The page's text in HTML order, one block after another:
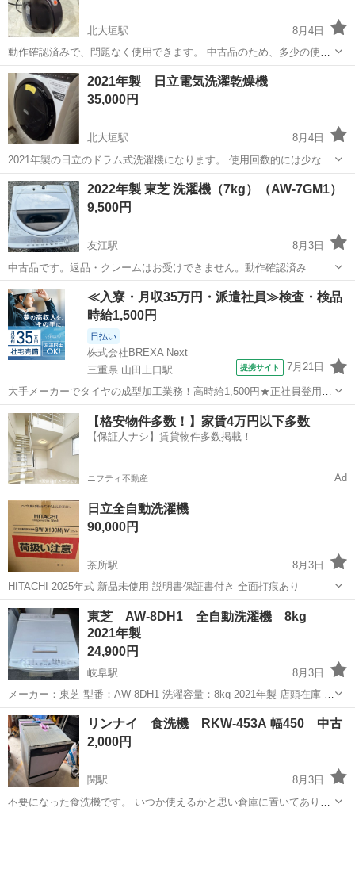
北大垣駅
8月4日
動作確認済みで、問題なく使用できます。 中古品のため、多少の使用
感はご了承ください。
岐阜 大垣市 北大垣駅 生活家電
2021年製 日立電気洗濯乾燥機
35,000円
北大垣駅
8月4日
2021年製の日立のドラム式洗濯機になります。 使用回数的には少ない
方だと思います。 9月中旬まで、できるだけ早くとりにきてくれる方
を優先させていただきます。 よろしくおねがいします。
岐阜 大垣市 北大垣駅 生活家電
2022年製 東芝 洗濯機（7kg）（AW-7GM1）
9,500円
友江駅
8月3日
中古品です。返品・クレームはお受けできません。動作確認済み
岐阜 大垣市 友江駅 生活家電 東芝
≪入寮・月収35万円・派遣社員≫検査・検品
時給1,500円
日払い
株式会社BREXA Next
三重県 山田上口駅
提携サイト 7月21日
大手メーカーでタイヤの成型加工業務！高時給1,500円★正社員登用制
度あり！ワンルーム寮完備！マイカー通勤OK！無料駐車場あり！《三
重県伊勢市》 人気の工場のお仕事 ◇タイヤの製造◇ トラック・バ
ス・RV車用を中心とした...
三重 伊勢市 山田上口駅 その他
【格安物件多数！】家賃4万円以下多数
【保証人ナシ】賃貸物件多数掲載！
ニフティ不動産 Ad
日立全自動洗濯機
90,000円
茶所駅
8月3日
HITACHI 2025年式 新品未使用 説明書保証書付き 全面打痕あり
岐阜 羽島郡 茶所駅
東芝 AW-8DH1 全自動洗濯機 8kg
2021年製
24,900円
岐阜駅
8月3日
メーカー：東芝 型番：AW-8DH1 洗濯容量：8kg 2021年製 店頭在庫 簡
単な清掃はしましたが中古品ですので、多少の使用感・汚れ・等の傷
みがあります。 店頭販売になりますので売切れの可能性が有りま...
岐阜 岐阜市 岐阜駅 生活家電 東芝
リンナイ 食洗機 RKW-453A 幅450 中古
2,000円
関駅
8月3日
不要になった食洗機です。 いつか使えるかと思い倉庫に置いてありま